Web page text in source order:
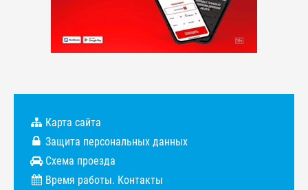
Карта сайта
Защита персональных данных
Схема проезда
Время работы. Контакты